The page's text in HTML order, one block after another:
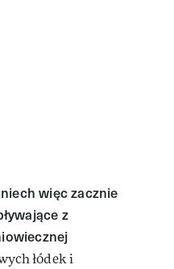
więc zacznie
z
łódek i